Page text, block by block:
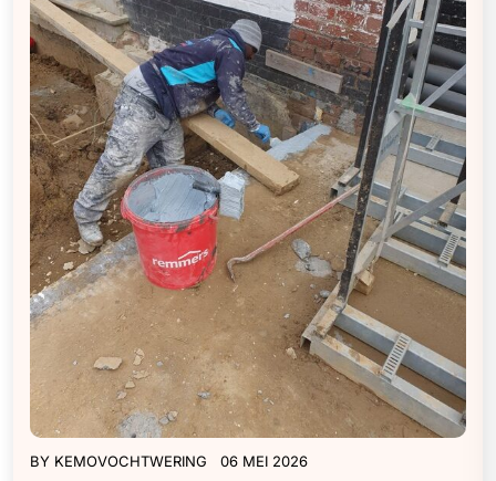
BY KEMOVOCHTWERING 06 MEI 2026